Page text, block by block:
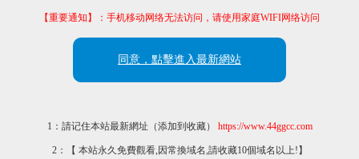
【重要通知】：手机移动网络无法访问，请使用家庭WIFI网络访问
同意，點擊進入最新網站
1：請记住本站最新網址（添加到收藏） https://www.44ggcc.com
2：【 本站永久免費觀看,因常換域名,請收藏10個域名以上!】